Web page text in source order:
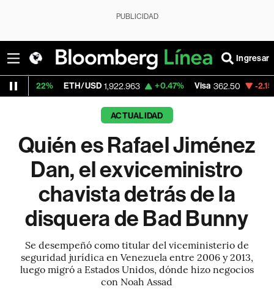
PUBLICIDAD
Ingresar
ETH/USD 1,922.963 +0.47% Visa 362.50 -2.15%
ACTUALIDAD
Quién es Rafael Jiménez
Dan, el exviceministro
chavista detrás de la
disquera de Bad Bunny
Se desempeñó como titular del viceministerio de
seguridad jurídica en Venezuela entre 2006 y 2013,
luego migró a Estados Unidos, dónde hizo negocios
con Noah Assad